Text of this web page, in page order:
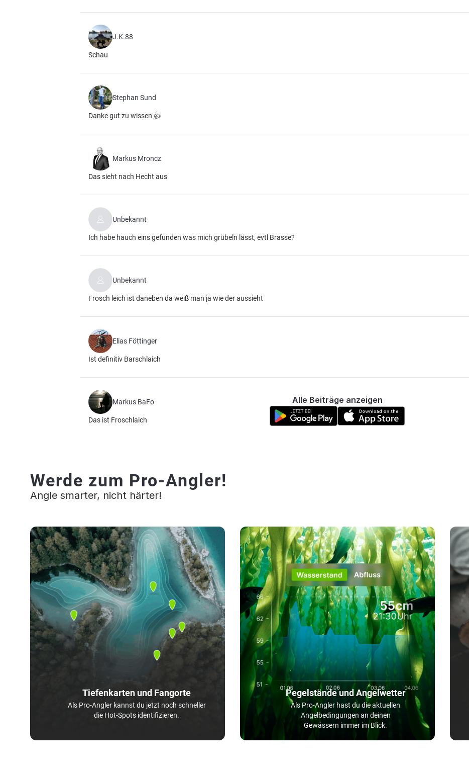
J.K.88
Schau
Stephan Sund
Danke gut zu wissen 👍
Markus Mroncz
Das sieht nach Hecht aus
Unbekannt
Ich habe hauch eins gefunden was mich grübeln lässt, evtl Brasse?
Unbekannt
Frosch leich ist daneben da weiß man ja wie der aussieht
Elias Föttinger
Ist definitiv Barschlaich
Markus BaFo
Das ist Froschlaich
Alle Beiträge anzeigen
Werde zum Pro-Angler!
Angle smarter, nicht härter!
Tiefenkarten und Fangorte
Als Pro-Angler kannst du jetzt noch schneller
die Hot-Spots identifizieren.
Pegelstände und Angelwetter
Als Pro-Angler hast du die aktuellen
Angelbedingungen an deinen
Gewässern immer im Blick.